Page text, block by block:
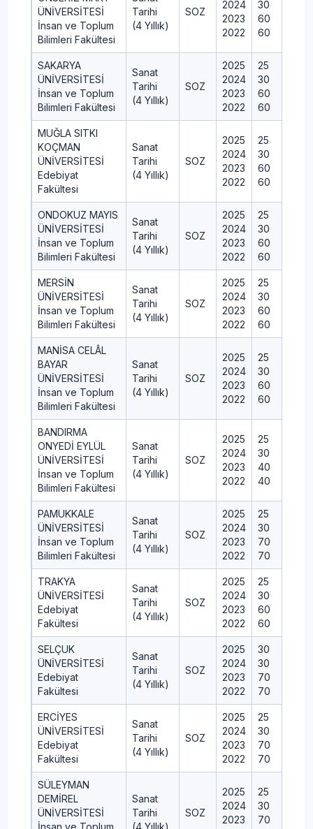
ÜNİVERSİTESİ
İnsan ve Toplum
Bilimleri Fakültesi
Tarihi
(4 Yıllık)
SOZ
2024
2023
2022
30
60
60
SAKARYA
ÜNİVERSİTESİ
İnsan ve Toplum
Bilimleri Fakültesi
Sanat
Tarihi
(4 Yıllık)
SOZ
2025
2024
2023
2022
25
30
60
60
MUĞLA SITKI
KOÇMAN
ÜNİVERSİTESİ
Edebiyat
Fakültesi
Sanat
Tarihi
(4 Yıllık)
SOZ
2025
2024
2023
2022
25
30
60
60
ONDOKUZ MAYIS
ÜNİVERSİTESİ
İnsan ve Toplum
Bilimleri Fakültesi
Sanat
Tarihi
(4 Yıllık)
SOZ
2025
2024
2023
2022
25
30
60
60
MERSİN
ÜNİVERSİTESİ
İnsan ve Toplum
Bilimleri Fakültesi
Sanat
Tarihi
(4 Yıllık)
SOZ
2025
2024
2023
2022
25
30
60
60
MANİSA CELÂL
BAYAR
ÜNİVERSİTESİ
İnsan ve Toplum
Bilimleri Fakültesi
Sanat
Tarihi
(4 Yıllık)
SOZ
2025
2024
2023
2022
25
30
60
60
BANDIRMA
ONYEDİ EYLÜL
ÜNİVERSİTESİ
İnsan ve Toplum
Bilimleri Fakültesi
Sanat
Tarihi
(4 Yıllık)
SOZ
2025
2024
2023
2022
25
30
40
40
PAMUKKALE
ÜNİVERSİTESİ
İnsan ve Toplum
Bilimleri Fakültesi
Sanat
Tarihi
(4 Yıllık)
SOZ
2025
2024
2023
2022
25
30
70
70
TRAKYA
ÜNİVERSİTESİ
Edebiyat
Fakültesi
Sanat
Tarihi
(4 Yıllık)
SOZ
2025
2024
2023
2022
25
30
60
60
SELÇUK
ÜNİVERSİTESİ
Edebiyat
Fakültesi
Sanat
Tarihi
(4 Yıllık)
SOZ
2025
2024
2023
2022
30
30
70
70
ERCİYES
ÜNİVERSİTESİ
Edebiyat
Fakültesi
Sanat
Tarihi
(4 Yıllık)
SOZ
2025
2024
2023
2022
25
30
70
70
SÜLEYMAN
DEMİREL
ÜNİVERSİTESİ
Sanat
Tarihi
SOZ
2025
2024
2023
25
30
70